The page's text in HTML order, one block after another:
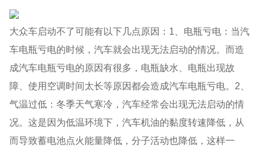
大众车启动不了可能有以下几点原因：1、电瓶亏电：当汽
车电瓶亏电的时候，汽车就会出现无法启动的情况。而造
成汽车电瓶亏电的原因有很多，电瓶缺水、电瓶出现故
障、使用空调时间太长等原因都会造成汽车电瓶亏电。2、
气温过低：冬季天气寒冷，汽车经常会出现无法启动的情
况。这是因为低温环境下，汽车机油的黏度转速降低，从
而导致蓄电池点火能量降低，分子活动也降低，这样一